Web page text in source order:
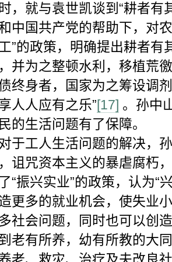
，就与袁世凯谈到“耕者有
中国共产党的帮助下，对
”的政策，明确提出耕者有
并为之整顿水利，移植荒
终身者，国家为之筹设调
人人应有之乐”[17] 。孙中
的生活问题有了保障。
工人生活问题的解决，孙
诅咒资本主义的暴虐腐朽
“振兴实业”的政策，认为“
更多的就业机会，使失业
社会问题，同时也可以创
老有所养，幼有所教的大